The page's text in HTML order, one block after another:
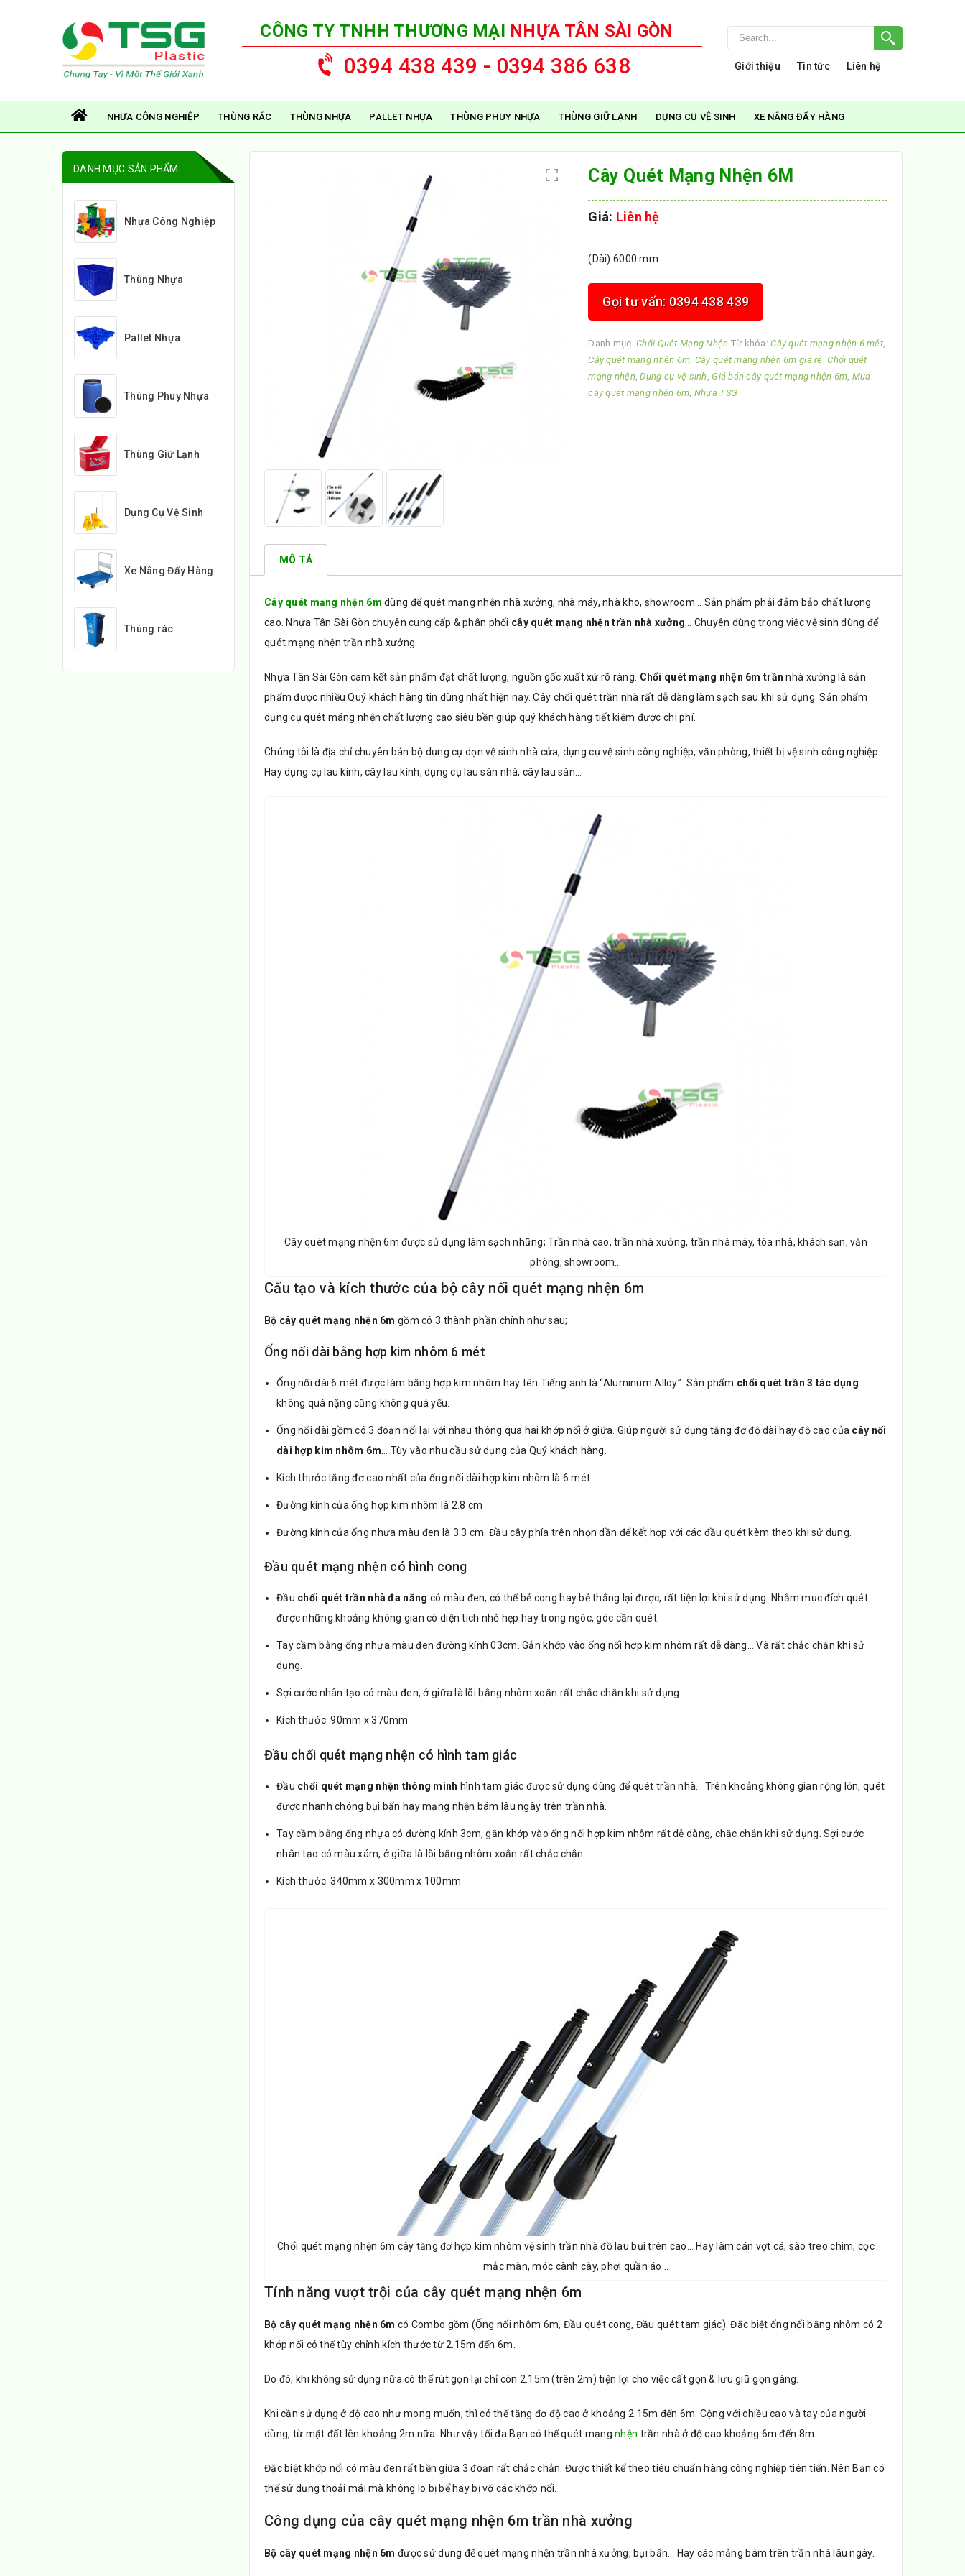
CÔNG TY TNHH THƯƠNG MẠI NHỰA TÂN SÀI GÒN
0394 438 439 - 0394 386 638 Giới thiệu Tin tức Liên hệ
NHỰA CÔNG NGHIỆP THÙNG RÁC THÙNG NHỰA PALLET NHỰA THÙNG PHUY NHỰA THÙNG GIỮ LẠNH DỤNG CỤ VỆ SINH XE NÂNG ĐẨY HÀNG
Cây Quét Mạng Nhện 6M
Giá: Liên hệ
(Dài) 6000 mm
Gọi tư vấn: 0394 438 439
Danh mục:Chổi Quét Mạng Nhện Từ khóa:Cây quét mạng nhện 6 mét,
Cây quét mạng nhện 6m, Cây quét mạng nhện 6m giá rẻ,Chổi quét
mạng nhện,Dụng cụ vệ sinh,Giá bán cây quét mạng nhện 6m, Mua
cây quét mạng nhện 6m, Nhựa TSG
MÔ TẢ
Cây quét mạng nhện 6m dùng để quét mạng nhện nhà xưởng, nhà máy, nhà kho, showroom… Sản phẩm phải đảm bảo chất lượng
cao. Nhựa Tân Sài Gòn chuyên cung cấp & phân phối cây quét mạng nhện trần nhà xưởng … Chuyên dùng trong việc vệ sinh dùng để
quét mạng nhện trần nhà xưởng.
Nhựa Tân Sài Gòn cam kết sản phẩm đạt chất lượng, nguồn gốc xuất xứ rõ ràng. Chổi quét mạng nhện 6m trần nhà xưởng là sản
phẩm được nhiều Quý khách hàng tin dùng nhất hiện nay. Cây chổi quét trần nhà rất dễ dàng làm sạch sau khi sử dụng. Sản phẩm
dụng cụ quét máng nhện chất lượng cao siêu bền giúp quý khách hàng tiết kiệm được chi phí.
Chúng tôi là địa chỉ chuyên bán bộ dụng cụ dọn vệ sinh nhà cửa, dụng cụ vệ sinh công nghiệp, văn phòng, thiết bị vệ sinh công nghiệp…
Hay dụng cụ lau kính, cây lau kính, dụng cụ lau sàn nhà, cây lau sàn…
Cây quét mạng nhện 6m được sử dụng làm sạch những; Trần nhà cao, trần nhà xưởng, trần nhà máy, tòa nhà, khách sạn, văn
phòng, showroom…
Cấu tạo và kích thước của bộ cây nối quét mạng nhện 6m
Bộ cây quét mạng nhện 6m gồm có 3 thành phần chính như sau;
Ống nối dài bằng hợp kim nhôm 6 mét
Ống nối dài 6 mét được làm bằng hợp kim nhôm hay tên Tiếng anh là “Aluminum Alloy”. Sản phẩm chổi quét trần 3 tác dụng
không quá nặng cũng không quá yếu.
Ống nối dài gồm có 3 đoạn nối lại với nhau thông qua hai khớp nối ở giữa. Giúp người sử dụng tăng đơ độ dài hay độ cao của cây nối
dài hợp kim nhôm 6m … Tùy vào nhu cầu sử dụng của Quý khách hàng.
Kích thước tăng đơ cao nhất của ống nối dài hợp kim nhôm là 6 mét.
Đường kính của ống hợp kim nhôm là 2.8 cm
Đường kính của ống nhựa màu đen là 3.3 cm. Đầu cây phía trên nhọn dần để kết hợp với các đầu quét kèm theo khi sử dụng.
Đầu quét mạng nhện có hình cong
Đầu chổi quét trần nhà đa năng có màu đen, có thể bẻ cong hay bẻ thẳng lại được, rất tiện lợi khi sử dụng. Nhằm mục đích quét
được những khoảng không gian có diện tích nhỏ hẹp hay trong ngóc, góc cần quét.
Tay cầm bằng ống nhựa màu đen đường kính 03cm. Gắn khớp vào ống nối hợp kim nhôm rất dễ dàng… Và rất chắc chắn khi sử
dụng.
Sợi cước nhân tạo có màu đen, ở giữa là lõi bằng nhôm xoắn rất chắc chắn khi sử dụng.
Kích thước: 90mm x 370mm
Đầu chổi quét mạng nhện có hình tam giác
Đầu chổi quét mạng nhện thông minh hình tam giác được sử dụng dùng để quét trần nhà… Trên khoảng không gian rộng lớn, quét
được nhanh chóng bụi bẩn hay mạng nhện bám lâu ngày trên trần nhà.
Tay cầm bằng ống nhựa có đường kính 3cm, gắn khớp vào ống nối hợp kim nhôm rất dễ dàng, chắc chắn khi sử dụng. Sợi cước
nhân tạo có màu xám, ở giữa là lõi bằng nhôm xoắn rất chắc chắn.
Kích thước: 340mm x 300mm x 100mm
Chổi quét mạng nhện 6m cây tăng đơ hợp kim nhôm vệ sinh trần nhà đồ lau bụi trên cao… Hay làm cán vợt cá, sào treo chim, cọc
mắc màn, móc cành cây, phơi quần áo…
Tính năng vượt trội của cây quét mạng nhện 6m
Bộ cây quét mạng nhện 6m có Combo gồm (Ống nối nhôm 6m, Đầu quét cong, Đầu quét tam giác). Đặc biệt ống nối bằng nhôm có 2
khớp nối có thể tùy chỉnh kích thước từ 2.15m đến 6m.
Do đó, khi không sử dụng nữa có thể rút gọn lại chỉ còn 2.15m (trên 2m) tiện lợi cho việc cất gọn & lưu giữ gọn gàng.
Khi cần sử dụng ở độ cao như mong muốn, thì có thể tăng đơ độ cao ở khoảng 2.15m đến 6m. Cộng với chiều cao và tay của người
dùng, từ mặt đất lên khoảng 2m nữa. Như vậy tối đa Bạn có thể quét mạngnhện trần nhà ở độ cao khoảng 6m đến 8m.
Đặc biệt khớp nối có màu đen rất bền giữa 3 đoạn rất chắc chắn. Được thiết kế theo tiêu chuẩn hàng công nghiệp tiên tiến. Nên Bạn có
thể sử dụng thoải mái mà không lo bị bể hay bị vỡ các khớp nối.
Công dụng của cây quét mạng nhện 6m trần nhà xưởng
Bộ cây quét mạng nhện 6m được sử dụng để quét mạng nhện trần nhà xưởng, bụi bẩn… Hay các mảng bám trên trần nhà lâu ngày.
DANH MỤC SẢN PHẨM
Nhựa Công Nghiệp
Thùng Nhựa
Pallet Nhựa
Thùng Phuy Nhựa
Thùng Giữ Lạnh
Dụng Cụ Vệ Sinh
Xe Nâng Đẩy Hàng
Thùng rác